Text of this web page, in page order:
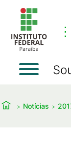
⋮
Notícias